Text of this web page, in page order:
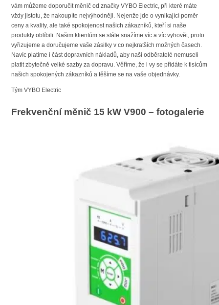
vám můžeme doporučit měnič od značky VYBO Electric, při které máte
vždy jistotu, že nakoupíte nejvýhodněji. Nejenže jde o vynikající poměr
ceny a kvality, ale také spokojenost našich zákazníků, kteří si naše
produkty oblíbili. Našim klientům se stále snažíme víc a víc vyhovět, proto
vyřizujeme a doručujeme vaše zásilky v co nejkratších možných časech.
Navíc platíme i část dopravních nákladů, aby naši odběratelé nemuseli
platit zbytečně velké sazby za dopravu. Věříme, že i vy se přidáte k tisícům
našich spokojených zákazníků a těšíme se na vaše objednávky.
Tým VYBO Electric
Frekvenční měnič 15 kW V900 – fotogalerie